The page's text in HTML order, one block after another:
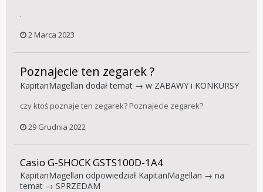
.
2 Marca 2023
Poznajecie ten zegarek ?
KapitanMagellan dodał temat → w ZABAWY i KONKURSY
czy ktoś poznaje ten zegarek? Poznajecie zegarek?
29 Grudnia 2022
Casio G-SHOCK GSTS100D-1A4
KapitanMagellan odpowiedział KapitanMagellan → na
temat → SPRZEDAM